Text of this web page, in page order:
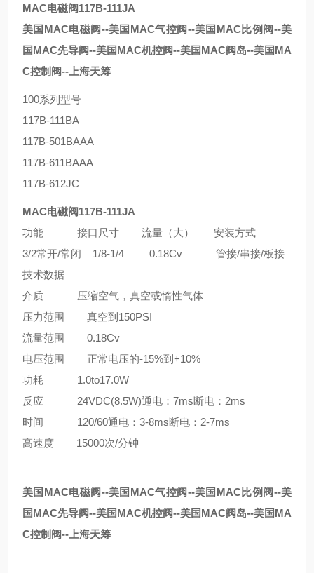
MAC电磁阀117B-111JA
美国MAC电磁阀--美国MAC气控阀--美国MAC比例阀--美
国MAC先导阀--美国MAC机控阀--美国MAC阀岛--美国MA
C控制阀--上海天筹
100系列型号
117B-111BA
117B-501BAAA
117B-611BAAA
117B-612JC
MAC电磁阀117B-111JA
功能 接口尺寸 流量（大） 安装方式
3/2常开/常闭 1/8-1/4 0.18Cv 管接/串接/板接
技术数据
介质 压缩空气，真空或惰性气体
压力范围 真空到150PSI
流量范围 0.18Cv
电压范围 正常电压的-15%到+10%
功耗 1.0to17.0W
反应 24VDC(8.5W)通电：7ms断电：2ms
时间 120/60通电：3-8ms断电：2-7ms
高速度 15000次/分钟
美国MAC电磁阀--美国MAC气控阀--美国MAC比例阀--美
国MAC先导阀--美国MAC机控阀--美国MAC阀岛--美国MA
C控制阀--上海天筹